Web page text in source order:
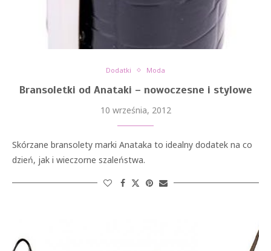
Dodatki Moda
Bransoletki od Anataki – nowoczesne i stylowe
10 września, 2012
Skórzane bransolety marki Anataka to idealny dodatek na co
dzień, jak i wieczorne szaleństwa.